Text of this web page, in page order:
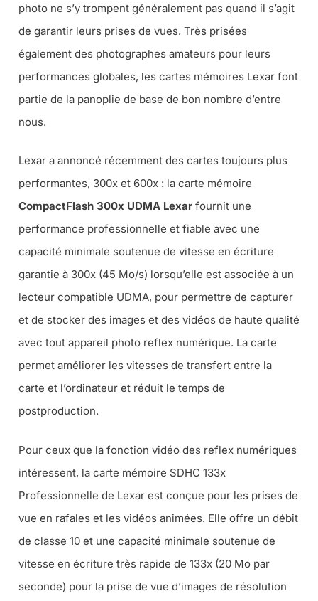
photo ne s’y trompent généralement pas quand il s’agit
de garantir leurs prises de vues. Très prisées
également des photographes amateurs pour leurs
performances globales, les cartes mémoires Lexar font
partie de la panoplie de base de bon nombre d’entre
nous.
Lexar a annoncé récemment des cartes toujours plus
performantes, 300x et 600x : la carte mémoire
CompactFlash 300x UDMA Lexar fournit une
performance professionnelle et fiable avec une
capacité minimale soutenue de vitesse en écriture
garantie à 300x (45 Mo/s) lorsqu’elle est associée à un
lecteur compatible UDMA, pour permettre de capturer
et de stocker des images et des vidéos de haute qualité
avec tout appareil photo reflex numérique. La carte
permet améliorer les vitesses de transfert entre la
carte et l’ordinateur et réduit le temps de
postproduction.
Pour ceux que la fonction vidéo des reflex numériques
intéressent, la carte mémoire SDHC 133x
Professionnelle de Lexar est conçue pour les prises de
vue en rafales et les vidéos animées. Elle offre un débit
de classe 10 et une capacité minimale soutenue de
vitesse en écriture très rapide de 133x (20 Mo par
seconde) pour la prise de vue d’images de résolution